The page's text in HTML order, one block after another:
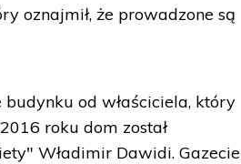
oznajmił, że prowadzone są
od właściciela, który
roku dom został
Władimir Dawidi. Gazecie